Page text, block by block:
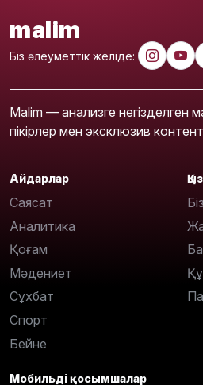
malim
Біз әлеуметтік желіде:
Malim — анализге негізделген
пікірлер мен эксклюзив
Айдарлар
Саясат
Аналитика
Қоғам
Мәдениет
Сұхбат
Спорт
Бейне
Мобильді қосымшалар